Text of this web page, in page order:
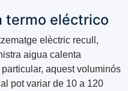
termo eléctrico
elèctric recull,
aigua calenta
aquest voluminós
pot variar de 10 a 120